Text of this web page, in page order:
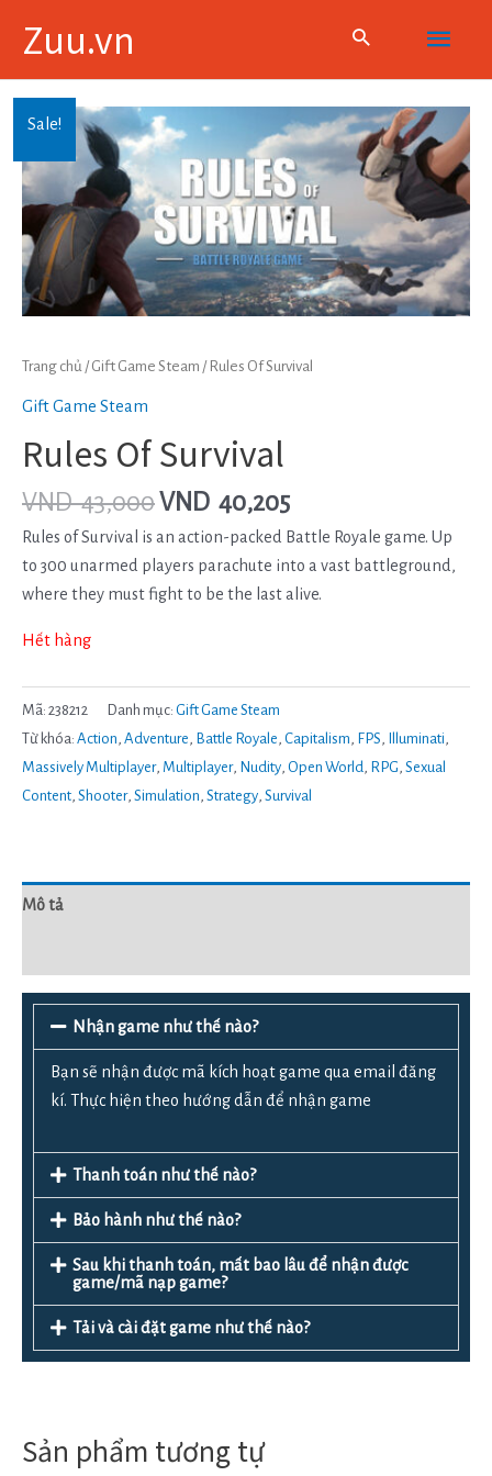
Zuu.vn
Main
Menu
Sale!
Trang chủ /Gift Game Steam / Rules Of Survival
Gift Game Steam
Rules Of Survival
VND43,000VND 40,205
Rules of Survival is an action-packed Battle Royale game. Up
to 300 unarmed players parachute into a vast battleground,
where they must fight to be the last alive.
Hết hàng
Mã: 238212 Danh mục: Gift Game Steam
Từ khóa: Action Adventure Battle Royale Capitalism FPS Illuminati
Massively Multiplayer, Multiplayer, Nudity Open World RPG Sexual
Content Shooter, Simulation Strategy Survival
Mô tả
Nhận game như thế nào?
Bạn sẽ nhận được mã kích hoạt game qua email đăng
kí. Thực hiện theo hướng dẫn để nhận game
Thanh toán như thế nào?
Bảo hành như thế nào?
Sau khi thanh toán, mất bao lâu để nhận được
game/mã nạp game?
Tải và cài đặt game như thế nào?
Sản phẩm tương tự